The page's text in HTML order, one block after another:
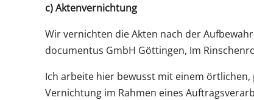
c) Aktenvernichtung
Wir vernichten die Akten nach der
documentus GmbH Göttingen, Im
Ich arbeite hier bewusst mit einem
Vernichtung im Rahmen eines